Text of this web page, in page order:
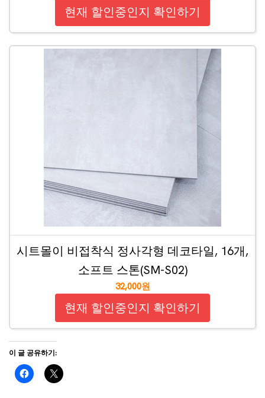
현재 할인중인지 확인하기
시트몰이 비접착식 정사각형 데코타일, 16개,
소프트 스톤(SM-S02)
32,000원
현재 할인중인지 확인하기
이 글 공유하기: